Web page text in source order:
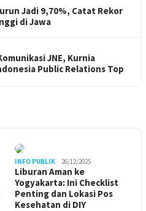
Jadi 9,70%, Catat Rekor
di Jawa
JNE, Kurnia
Public Relations Top
INFO PUBLIK 26/12/2025
Liburan Aman ke
Yogyakarta: Ini Checklist
Penting dan Lokasi Pos
Kesehatan di DIY